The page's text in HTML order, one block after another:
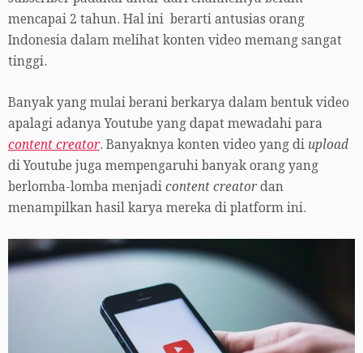
mencapai 2 tahun. Hal ini berarti antusias orang
Indonesia dalam melihat konten video memang sangat
tinggi.
Banyak yang mulai berani berkarya dalam bentuk video
apalagi adanya Youtube yang dapat mewadahi para
content creator. Banyaknya konten video yang di upload
di Youtube juga mempengaruhi banyak orang yang
berlomba-lomba menjadi content creatordan
menampilkan hasil karya mereka di platform ini.